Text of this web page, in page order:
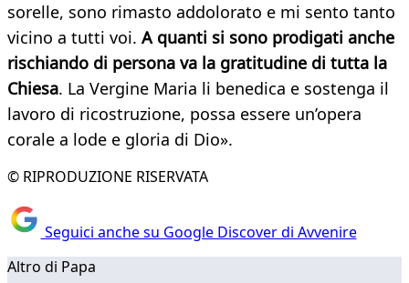
sorelle, sono rimasto addolorato e mi sento tanto
vicino a tutti voi. A quanti si sono prodigati anche
rischiando di persona va la gratitudine di tutta la
Chiesa. La Vergine Maria li benedica e sostenga il
lavoro di ricostruzione, possa essere un’opera
corale a lode e gloria di Dio».
© RIPRODUZIONE RISERVATA
Seguici anche su Google Discover di Avvenire
Altro di Papa